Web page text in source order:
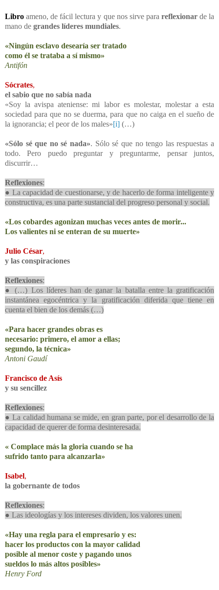
Libro ameno, de fácil lectura y que nos sirve para reflexionar de la
mano de grandes líderes mundiales.
«Ningún esclavo desearía ser tratado
como él se trataba a sí mismo»
Antifón
Sócrates,
el sabio que no sabía nada
«Soy la avispa ateniense: mi labor es molestar, molestar a esta
sociedad para que no se duerma, para que no caiga en el sueño de
la ignorancia; el peor de los males»[i] (…)
«Sólo sé que no sé nada». Sólo sé que no tengo las respuestas a
todo. Pero puedo preguntar y preguntarme, pensar juntos,
discurrir…
Reflexiones:
● La capacidad de cuestionarse, y de hacerlo de forma inteligente y
constructiva, es una parte sustancial del progreso personal y social.
«Los cobardes agonizan muchas veces antes de morir...
Los valientes ni se enteran de su muerte»
Julio César,
y las conspiraciones
Reflexiones:
● (…) Los líderes han de ganar la batalla entre la gratificación
instantánea egocéntrica y la gratificación diferida que tiene en
cuenta el bien de los demás (…)
«Para hacer grandes obras es
necesario: primero, el amor a ellas;
segundo, la técnica»
Antoni Gaudí
Francisco de Asís
y su sencillez
Reflexiones:
● La calidad humana se mide, en gran parte, por el desarrollo de la
capacidad de querer de forma desinteresada.
« Complace más la gloria cuando se ha
sufrido tanto para alcanzarla»
Isabel,
la gobernante de todos
Reflexiones:
● Las ideologías y los intereses dividen, los valores unen.
«Hay una regla para el empresario y es:
hacer los productos con la mayor calidad
posible al menor coste y pagando unos
sueldos lo más altos posibles»
Henry Ford